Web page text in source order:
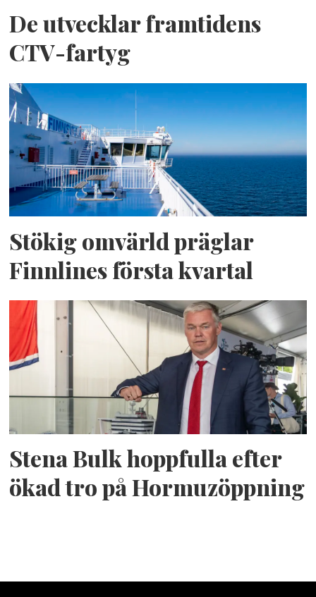
De utvecklar framtidens
CTV-fartyg
Stökig omvärld präglar
Finnlines första kvartal
Stena Bulk hoppfulla efter
ökad tro på Hormuzöppning